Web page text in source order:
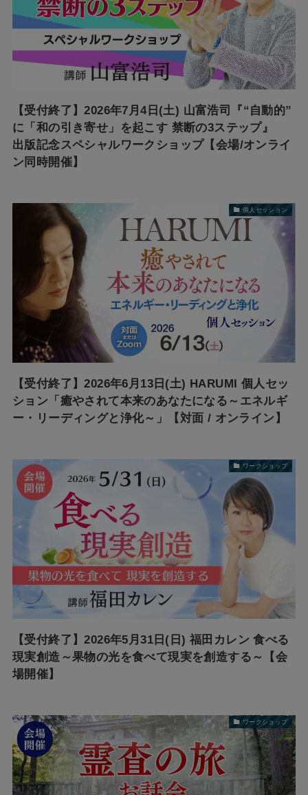
【受付終了】2026年7月4日(土) 山富浩司『“自動的”
に「和の引き寄せ」を起こす 禁断の3ステップ』
出版記念スペシャルワークショップ【会場/オンライ
ン同時開催】
個人セッション
【受付終了】2026年6月13日(土) HARUMI 個人セッ
ション「癒やされて本来のあなたになる～エネルギ
ー・リーディングと浄化～」【対面 / オンライン】
ワークショップ
【受付終了】2026年5月31日(日) 福田カレン 食べる
現実創造～果物の光を食べて現実を創造する～【会
場開催】
ワークショップ